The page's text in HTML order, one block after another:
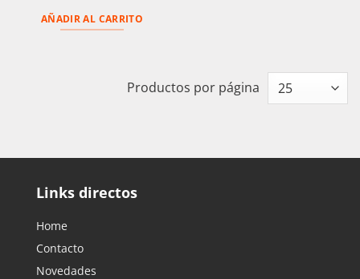
AÑADIR AL CARRITO
Productos por página
Links directos
Home
Contacto
Novedades